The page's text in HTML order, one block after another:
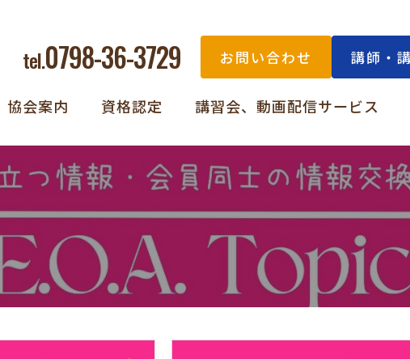
tel.0798-36-3729 お問い合わせ 講師・
協会案内 資格認定 講習会、動画配信サービス